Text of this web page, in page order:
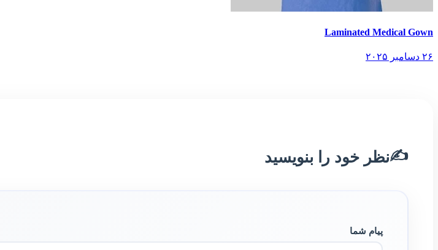
Laminated Medical Gown
۲۶ دسامبر ۲۰۲۵
✍️نظر خود را بنویسید
پیام شما